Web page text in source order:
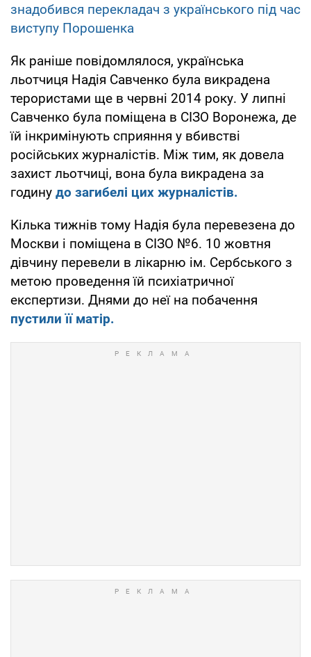
знадобився перекладач з українського під час
виступу Порошенка
Як раніше повідомлялося, українська
льотчиця Надія Савченко була викрадена
терористами ще в червні 2014 року. У липні
Савченко була поміщена в СІЗО Воронежа, де
їй інкримінують сприяння у вбивстві
російських журналістів. Між тим, як довела
захист льотчиці, вона була викрадена за
годину до загибелі цих журналістів.
Кілька тижнів тому Надія була перевезена до
Москви і поміщена в СІЗО №6. 10 жовтня
дівчину перевели в лікарню ім. Сербського з
метою проведення їй психіатричної
експертизи. Днями до неї на побачення
пустили її матір.